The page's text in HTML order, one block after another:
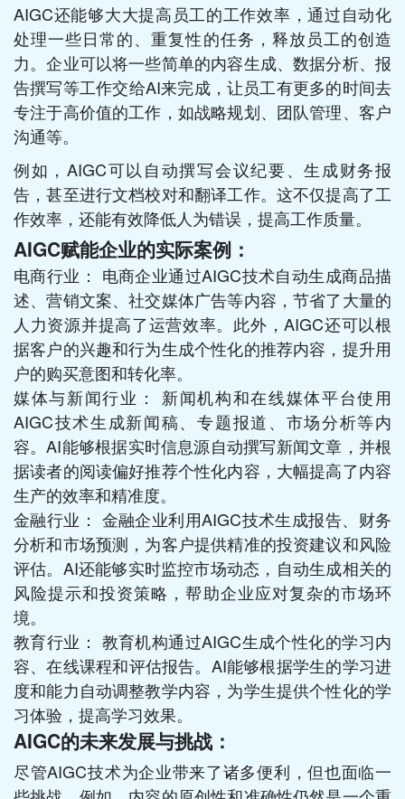
AIGC还能够大大提高员工的工作效率，通过自动化
处理一些日常的、重复性的任务，释放员工的创造
力。企业可以将一些简单的内容生成、数据分析、报
告撰写等工作交给AI来完成，让员工有更多的时间去
专注于高价值的工作，如战略规划、团队管理、客户
沟通等。
例如，AIGC可以自动撰写会议纪要、生成财务报
告，甚至进行文档校对和翻译工作。这不仅提高了工
作效率，还能有效降低人为错误，提高工作质量。
AIGC赋能企业的实际案例：
电商行业： 电商企业通过AIGC技术自动生成商品描
述、营销文案、社交媒体广告等内容，节省了大量的
人力资源并提高了运营效率。此外，AIGC还可以根
据客户的兴趣和行为生成个性化的推荐内容，提升用
户的购买意图和转化率。
媒体与新闻行业： 新闻机构和在线媒体平台使用
AIGC技术生成新闻稿、专题报道、市场分析等内
容。AI能够根据实时信息源自动撰写新闻文章，并根
据读者的阅读偏好推荐个性化内容，大幅提高了内容
生产的效率和精准度。
金融行业： 金融企业利用AIGC技术生成报告、财务
分析和市场预测，为客户提供精准的投资建议和风险
评估。AI还能够实时监控市场动态，自动生成相关的
风险提示和投资策略，帮助企业应对复杂的市场环
境。
教育行业： 教育机构通过AIGC生成个性化的学习内
容、在线课程和评估报告。AI能够根据学生的学习进
度和能力自动调整教学内容，为学生提供个性化的学
习体验，提高学习效果。
AIGC的未来发展与挑战：
尽管AIGC技术为企业带来了诸多便利，但也面临一